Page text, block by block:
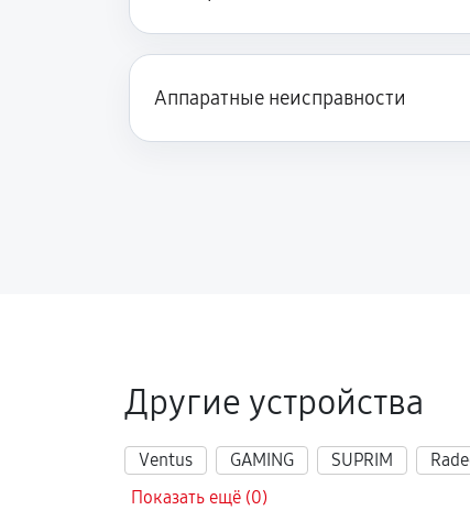
Аппаратные неисправности
Другие устройства
Ventus GAMING SUPRIM
Показать ещё (0)